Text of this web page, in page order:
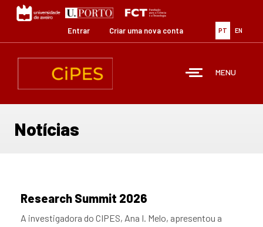
Passar
para
conteúdo
PT EN
Entrar Criar uma nova conta
MENU
Notícias
Research Summit 2026
A investigadora do CIPES, Ana I. Melo, apresentou a